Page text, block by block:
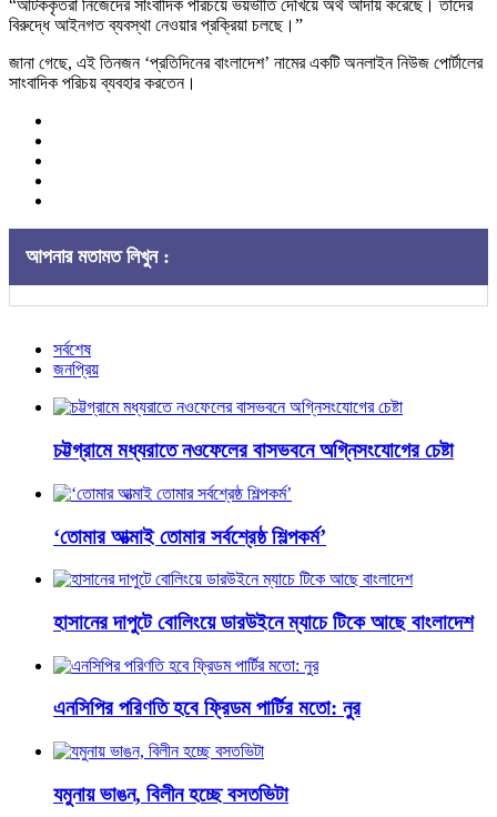
“আটককৃতরা নিজেদের সাংবাদিক পরিচয়ে ভয়ভীতি দেখিয়ে অর্থ আদায় করেছে। তাদের
বিরুদ্ধে আইনগত ব্যবস্থা নেওয়ার প্রক্রিয়া চলছে।”
জানা গেছে, এই তিনজন ‘প্রতিদিনের বাংলাদেশ’ নামের একটি অনলাইন নিউজ পোর্টালের
সাংবাদিক পরিচয় ব্যবহার করতেন।
আপনার মতামত লিখুন :
সর্বশেষ
জনপ্রিয়
চট্টগ্রামে মধ্যরাতে নওফেলের বাসভবনে অগ্নিসংযোগের চেষ্টা
‘তোমার আত্মাই তোমার সর্বশ্রেষ্ঠ শিল্পকর্ম’
হাসানের দাপুটে বোলিংয়ে ডারউইনে ম্যাচে টিকে আছে বাংলাদেশ
এনসিপির পরিণতি হবে ফ্রিডম পার্টির মতো: নুর
যমুনায় ভাঙন, বিলীন হচ্ছে বসতভিটা